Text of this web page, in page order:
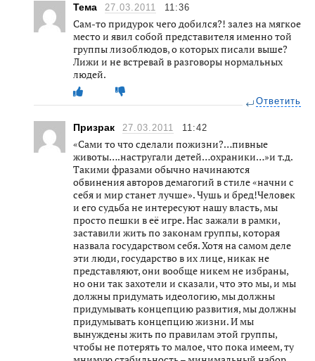
Тема 27.03.2011 11:36
Сам-то придурок чего добился?! залез на мягкое
место и явил собой представителя именно той
группы лизоблюдов, о которых писали выше?
Лижи и не встревай в разговоры нормальных
людей.
Ответить
Призрак 27.03.2011 11:42
«Сами то что сделали пожизни?…пивные
животы….настругали детей…охраники…»и т.д.
Такими фразами обычно начинаются
обвинения авторов демагогий в стиле «начни с
себя и мир станет лучше». Чушь и бред!Человек
и его судьба не интересуют нашу власть, мы
просто пешки в её игре. Нас зажали в рамки,
заставили жить по законам группы, которая
назвала государством себя. Хотя на самом деле
эти люди, государство в их лице, никак не
представляют, они вообще никем не избраны,
но они так захотели и сказали, что это мы, и мы
должны придумать идеологию, мы должны
придумывать концепцию развития, мы должны
придумывать концепцию жизни. И мы
вынуждены жить по правилам этой группы,
чтобы не потерять то малое, что пока имеем, ту